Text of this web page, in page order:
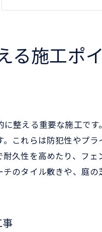
外構工事で
費用とデザ
外構工事の流れと
代表的な外構
外構工事の
外構工事の
る施工ポ
整える重要な施工で
これらは防犯性やプ
久性を高めたり、フ
のタイル敷きや、庭